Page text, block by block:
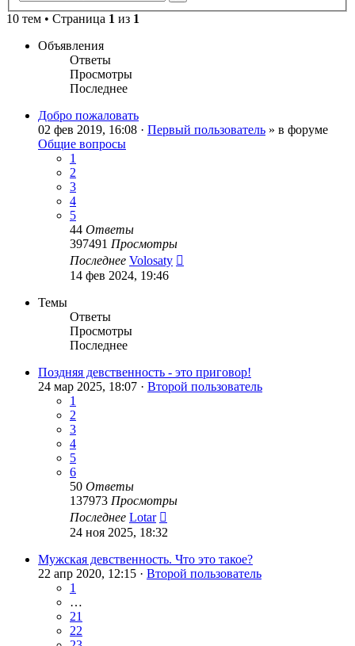
10 тем • Страница 1 из 1
Объявления
Ответы
Просмотры
Последнее
Добро пожаловать
02 фев 2019, 16:08 · Первый пользователь » в форуме
Общие вопросы
1
2
3
4
5
44 Ответы
397491 Просмотры
Последнее Volosaty
14 фев 2024, 19:46
Темы
Ответы
Просмотры
Последнее
Поздняя девственность - это приговор!
24 мар 2025, 18:07 · Второй пользователь
1
2
3
4
5
6
50 Ответы
137973 Просмотры
Последнее Lotar
24 ноя 2025, 18:32
Мужская девственность. Что это такое?
22 апр 2020, 12:15 · Второй пользователь
1
…
21
22